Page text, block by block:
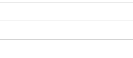
WWIESZAKI ROWEROWE,PORADY